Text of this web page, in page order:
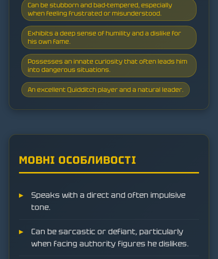
Can be stubborn and bad-tempered, especially
when feeling frustrated or misunderstood.
Exhibits a deep sense of humility and a dislike for
his own fame.
Possesses an innate curiosity that often leads him
into dangerous situations.
An excellent Quidditch player and a natural leader.
МОВНІ ОСОБЛИВОСТІ
Speaks with a direct and often impulsive
tone.
Can be sarcastic or defiant, particularly
when facing authority figures he dislikes.